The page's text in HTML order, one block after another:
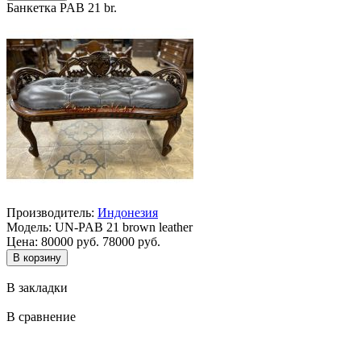
Банкетка PAB 21 br.
Производитель: Индонезия
Модель: UN-PAB 21 brown leather
Цена: 80000 руб. 78000 руб.
В закладки
В сравнение